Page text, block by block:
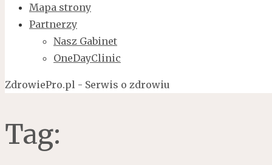
Mapa strony
Partnerzy
Nasz Gabinet
OneDayClinic
ZdrowiePro.pl - Serwis o zdrowiu
Tag: